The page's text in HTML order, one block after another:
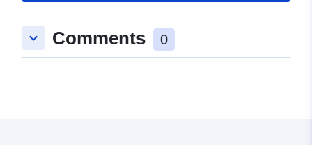
keyboard_arrow_down Comments 0